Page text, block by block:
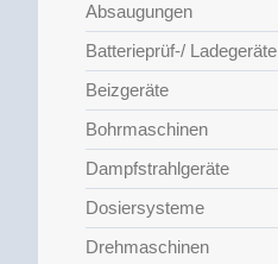
Absaugungen
Batterieprüf-/ Ladegeräte
Beizgeräte
Bohrmaschinen
Dampfstrahlgeräte
Dosiersysteme
Drehmaschinen